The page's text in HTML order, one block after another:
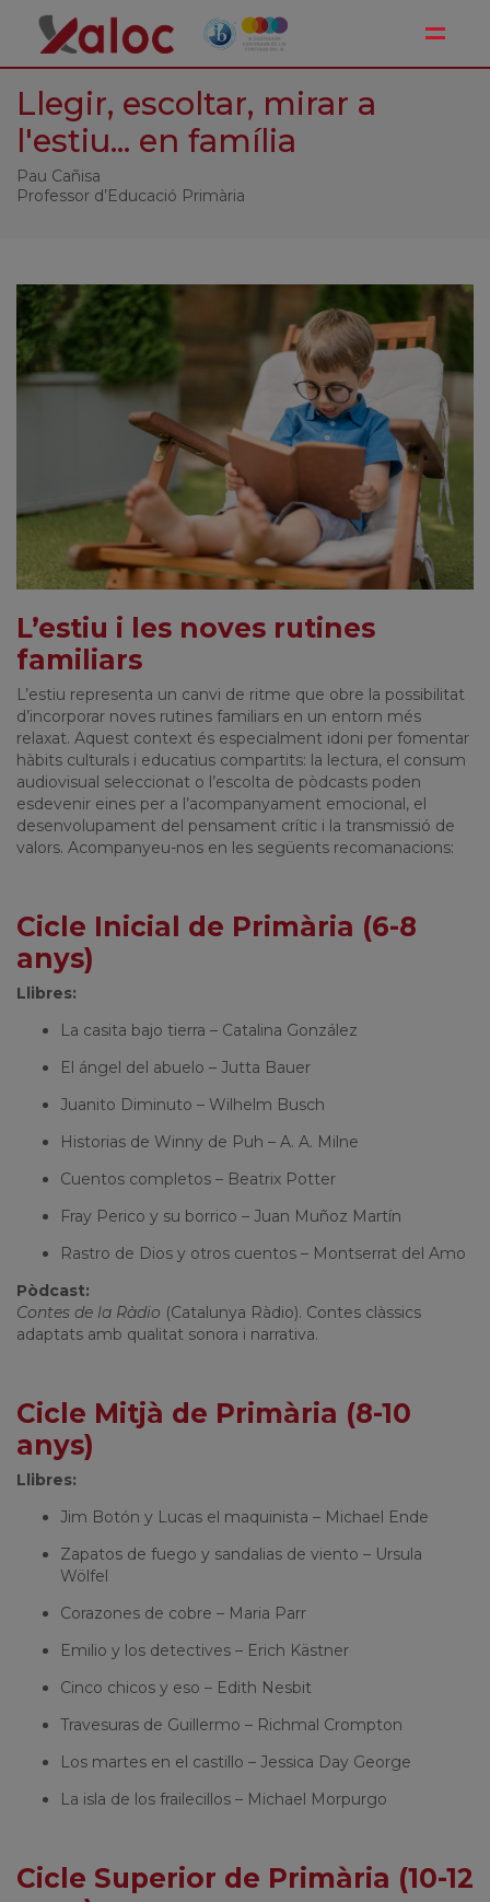
Llegir, escoltar, mirar a
l'estiu... en família
Pau Cañisa
Professor d’Educació Primària
L’estiu i les noves rutines
familiars
L’estiu representa un canvi de ritme que obre la possibilitat
d’incorporar noves rutines familiars en un entorn més
relaxat. Aquest context és especialment idoni per fomentar
hàbits culturals i educatius compartits: la lectura, el consum
audiovisual seleccionat o l’escolta de pòdcasts poden
esdevenir eines per a l’acompanyament emocional, el
desenvolupament del pensament crític i la transmissió de
valors. Acompanyeu-nos en les següents recomanacions:
Cicle Inicial de Primària (6-8
anys)
Llibres:
La casita bajo tierra – Catalina González
El ángel del abuelo – Jutta Bauer
Juanito Diminuto – Wilhelm Busch
Historias de Winny de Puh – A. A. Milne
Cuentos completos – Beatrix Potter
Fray Perico y su borrico – Juan Muñoz Martín
Rastro de Dios y otros cuentos – Montserrat del Amo
Pòdcast:
Contes de la Ràdio (Catalunya Ràdio). Contes clàssics
adaptats amb qualitat sonora i narrativa.
Cicle Mitjà de Primària (8-10
anys)
Llibres:
Jim Botón y Lucas el maquinista – Michael Ende
Zapatos de fuego y sandalias de viento – Ursula
Wölfel
Corazones de cobre – Maria Parr
Emilio y los detectives – Erich Kästner
Cinco chicos y eso – Edith Nesbit
Travesuras de Guillermo – Richmal Crompton
Los martes en el castillo – Jessica Day George
La isla de los frailecillos – Michael Morpurgo
Cicle Superior de Primària (10-12